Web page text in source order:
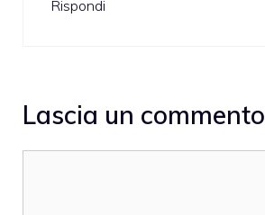
Rispondi
Lascia un commento